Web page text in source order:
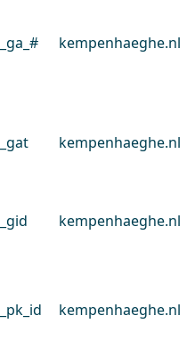
_ga_# kempenhaeghe.nl
_gat kempenhaeghe.nl
_gid kempenhaeghe.nl
_pk_id kempenhaeghe.nl